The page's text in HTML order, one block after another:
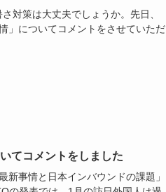
対策は大丈夫でしょうか。先日、
」についてコメントをさせていただ
てコメントをしました
事情と日本インバウンドの課題」